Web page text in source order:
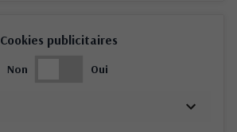
Cookies publicitaires
Non Oui